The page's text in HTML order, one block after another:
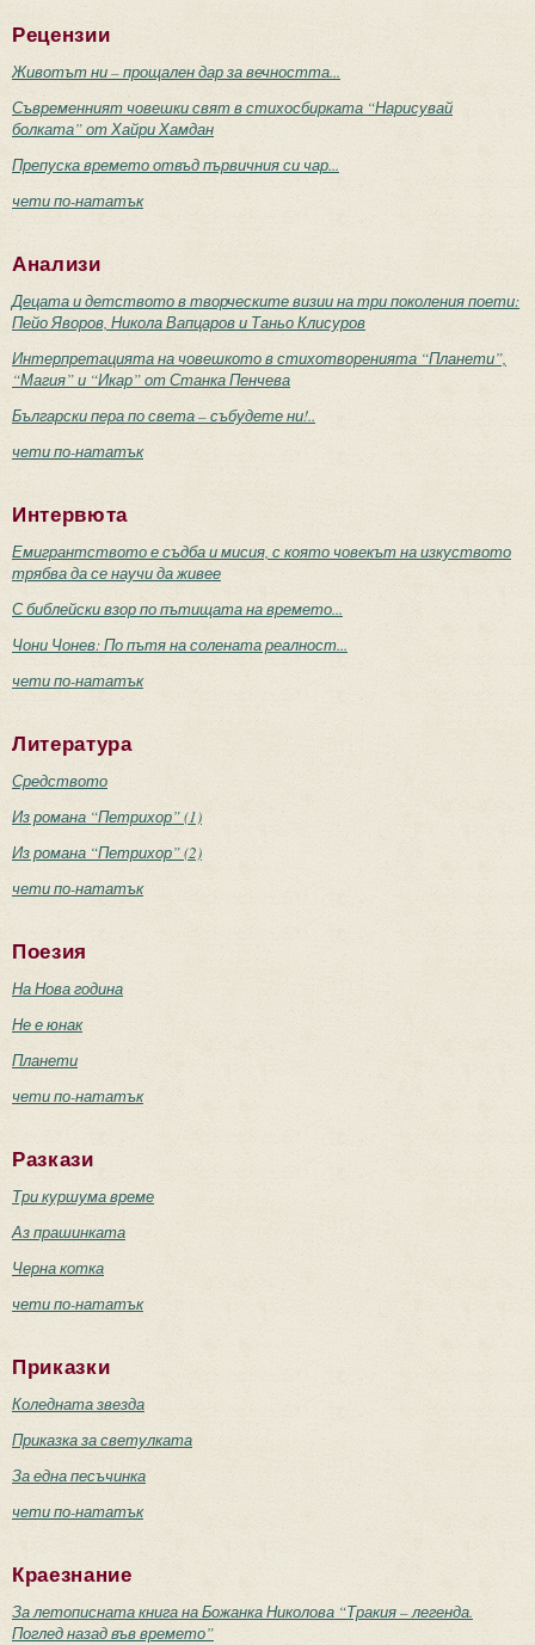
Рецензии
Животът ни – прощален дар за вечността...
Съвременният човешки свят в стихосбирката “Нарисувай
болката” от Хайри Хамдан
Препуска времето отвъд първичния си чар...
чети по-нататък
Анализи
Децата и детството в творческите визии на три поколения поети:
Пейо Яворов, Никола Вапцаров и Таньо Клисуров
Интерпретацията на човешкото в стихотворенията “Планети”,
“Магия” и “Икар” от Станка Пенчева
Български пера по света – събудете ни!..
чети по-нататък
Интервюта
Емигрантството е съдба и мисия, с която човекът на изкуството
трябва да се научи да живее
С библейски взор по пътищата на времето...
Чони Чонев: По пътя на солената реалност...
чети по-нататък
Литература
Средството
Из романа “Петрихор” (1)
Из романа “Петрихор” (2)
чети по-нататък
Поезия
На Нова година
Не е юнак
Планети
чети по-нататък
Разкази
Три куршума време
Аз прашинката
Черна котка
чети по-нататък
Приказки
Коледната звезда
Приказка за светулката
За една песъчинка
чети по-нататък
Краезнание
За летописната книга на Божанка Николова “Тракия – легенда.
Поглед назад във времето”